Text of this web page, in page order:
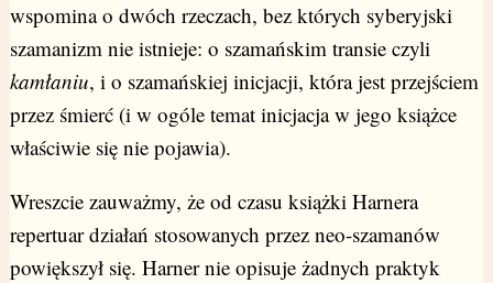
wspomina o dwóch rzeczach, bez których syberyjski
szamanizm nie istnieje: o szamańskim transie czyli
kamłaniu, i o szamańskiej inicjacji, która jest przejściem
przez śmierć (i w ogóle temat inicjacja w jego książce
właściwie się nie pojawia).
Wreszcie zauważmy, że od czasu książki Harnera
repertuar działań stosowanych przez neo-szamanów
powiększył się. Harner nie opisuje żadnych praktyk